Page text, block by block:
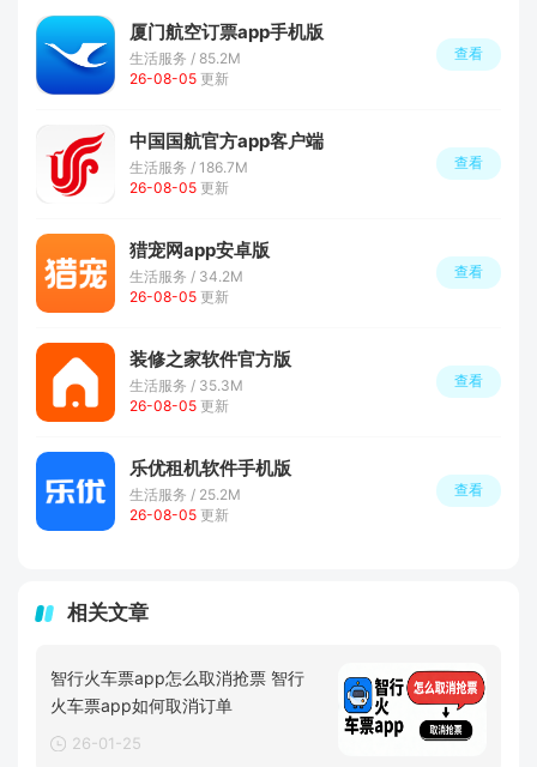
厦门航空订票app手机版
生活服务 / 85.2M
26-08-05 更新
查看
中国国航官方app客户端
生活服务 / 186.7M
26-08-05 更新
查看
猎宠网app安卓版
生活服务 / 34.2M
26-08-05 更新
查看
装修之家软件官方版
生活服务 / 35.3M
26-08-05 更新
查看
乐优租机软件手机版
生活服务 / 25.2M
26-08-05 更新
查看
相关文章
智行火车票app怎么取消抢票 智行
火车票app如何取消订单
26-01-25